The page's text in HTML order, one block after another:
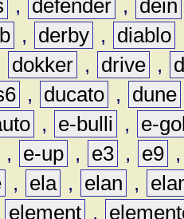
, defender , dein
, derby , diablo
dokker , drive ,
, ducato , dune
, e-bulli ,
e-
, e-up , e3 , e9
, ela , elan ,
element ,